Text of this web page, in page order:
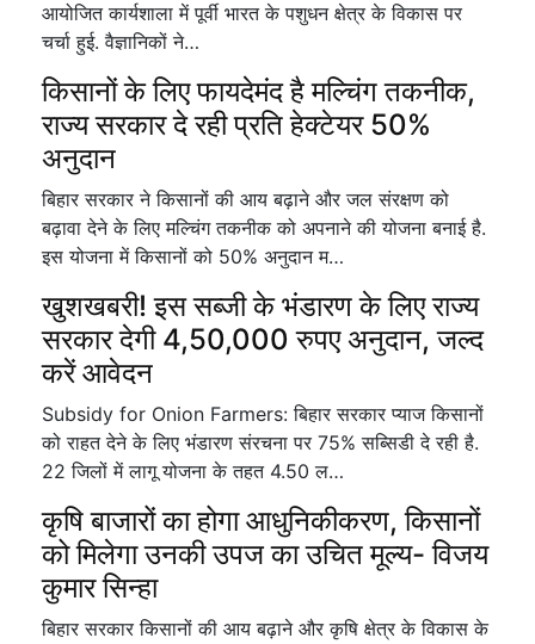
आयोजित कार्यशाला में पूर्वी भारत के पशुधन क्षेत्र के विकास पर
चर्चा हुई. वैज्ञानिकों ने…
किसानों के लिए फायदेमंद है मल्चिंग तकनीक,
राज्य सरकार दे रही प्रति हेक्टेयर 50%
अनुदान
बिहार सरकार ने किसानों की आय बढ़ाने और जल संरक्षण को
बढ़ावा देने के लिए मल्चिंग तकनीक को अपनाने की योजना बनाई है.
इस योजना में किसानों को 50% अनुदान म…
खुशखबरी! इस सब्जी के भंडारण के लिए राज्य
सरकार देगी 4,50,000 रुपए अनुदान, जल्द
करें आवेदन
Subsidy for Onion Farmers: बिहार सरकार प्याज किसानों
को राहत देने के लिए भंडारण संरचना पर 75% सब्सिडी दे रही है.
22 जिलों में लागू योजना के तहत 4.50 ल…
कृषि बाजारों का होगा आधुनिकीकरण, किसानों
को मिलेगा उनकी उपज का उचित मूल्य- विजय
कुमार सिन्हा
बिहार सरकार किसानों की आय बढ़ाने और कृषि क्षेत्र के विकास के